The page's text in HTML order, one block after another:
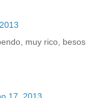
muy rico, besos